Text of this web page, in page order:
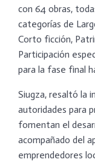
con 64 obras,
categorías de
Corto ficción,
Participación
para la fase final
Siugza, resaltó la
autoridades para
fomentan el
acompañado del
emprendedores